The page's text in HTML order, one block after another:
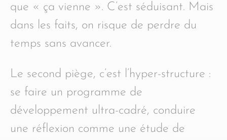
que « ça vienne ». C’est séduisant. Mais
dans les faits, on risque de perdre du
temps sans avancer.
Le second piège, c’est l’hyper-structure :
se faire un programme de
développement ultra-cadré, conduire
une réflexion comme une étude de